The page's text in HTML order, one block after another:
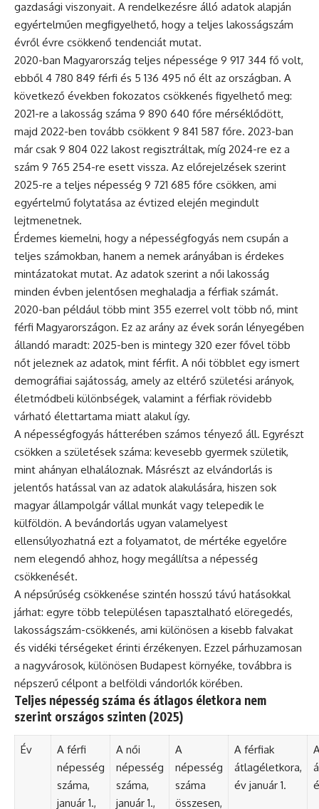
gazdasági viszonyait. A rendelkezésre álló adatok alapján
egyértelműen megfigyelhető, hogy a teljes lakosságszám
évről évre csökkenő tendenciát mutat.
2020-ban Magyarország teljes népessége 9 917 344 fő volt,
ebből 4 780 849 férfi és 5 136 495 nő élt az országban. A
következő években fokozatos csökkenés figyelhető meg:
2021-re a lakosság száma 9 890 640 főre mérséklődött,
majd 2022-ben tovább csökkent 9 841 587 főre. 2023-ban
már csak 9 804 022 lakost regisztráltak, míg 2024-re ez a
szám 9 765 254-re esett vissza. Az előrejelzések szerint
2025-re a teljes népesség 9 721 685 főre csökken, ami
egyértelmű folytatása az évtized elején megindult
lejtmenetnek.
Érdemes kiemelni, hogy a népességfogyás nem csupán a
teljes számokban, hanem a nemek arányában is érdekes
mintázatokat mutat. Az adatok szerint a női lakosság
minden évben jelentősen meghaladja a férfiak számát.
2020-ban például több mint 355 ezerrel volt több nő, mint
férfi Magyarországon. Ez az arány az évek során lényegében
állandó maradt: 2025-ben is mintegy 320 ezer fővel több
nőt jeleznek az adatok, mint férfit. A női többlet egy ismert
demográfiai sajátosság, amely az eltérő születési arányok,
életmódbeli különbségek, valamint a férfiak rövidebb
várható élettartama miatt alakul így.
A népességfogyás hátterében számos tényező áll. Egyrészt
csökken a születések száma: kevesebb gyermek születik,
mint ahányan elhaláloznak. Másrészt az elvándorlás is
jelentős hatással van az adatok alakulására, hiszen sok
magyar állampolgár vállal munkát vagy telepedik le
külföldön. A bevándorlás ugyan valamelyest
ellensúlyozhatná ezt a folyamatot, de mértéke egyelőre
nem elegendő ahhoz, hogy megállítsa a népesség
csökkenését.
A népsűrűség csökkenése szintén hosszú távú hatásokkal
járhat: egyre több településen tapasztalható elöregedés,
lakosságszám-csökkenés, ami különösen a kisebb falvakat
és vidéki térségeket érinti érzékenyen. Ezzel párhuzamosan
a nagyvárosok, különösen Budapest környéke, továbbra is
népszerű célpont a belföldi vándorlók körében.
Teljes népesség száma és átlagos életkora nem
szerint országos szinten (2025)
Év
A férfi
népesség
száma,
január 1.,
A női
népesség
száma,
január 1.,
A
népesség
száma
összesen,
A férfiak
átlagéletkora,
év január 1.